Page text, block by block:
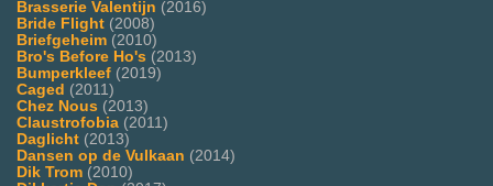
Brasserie Valentijn (2016)
Bride Flight (2008)
Briefgeheim (2010)
Bro's Before Ho's (2013)
Bumperkleef (2019)
Caged (2011)
Chez Nous (2013)
Claustrofobia (2011)
Daglicht (2013)
Dansen op de Vulkaan (2014)
Dik Trom (2010)